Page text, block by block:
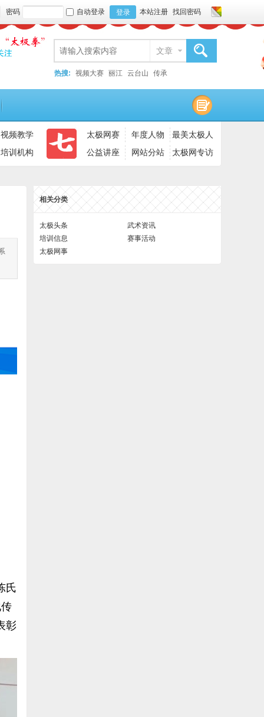
密码 自动登录 登录 本站注册 找回密码
文章
热搜: 视频大赛 丽江 云台山 传承
视频教学
培训机构
太极网赛 年度人物
最美太极人
公益讲座
网站分站 太极网专访
氏
彰
相关分类
太极头条
武术资讯
培训信息
赛事活动
太极网事